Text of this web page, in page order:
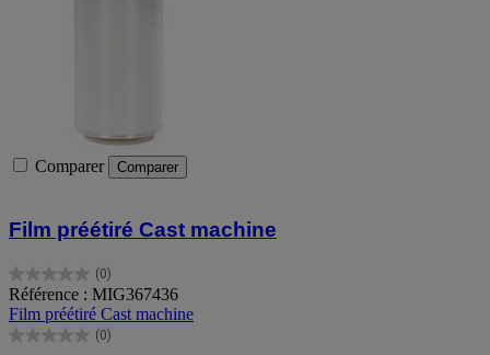
Comparer Comparer
Film préétiré Cast machine
(0)
0.0
sur
5
étoiles.
Référence : MIG367436
Film préétiré Cast machine
(0)
0.0